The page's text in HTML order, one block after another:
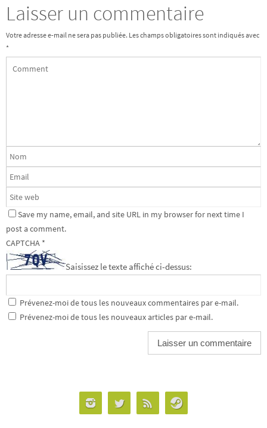
Laisser un commentaire
Votre adresse e-mail ne sera pas publiée. Les champs obligatoires sont indiqués avec
*
Save my name, email, and site URL in my browser for next time I
post a comment.
CAPTCHA *
Saisissez le texte affiché ci-dessus:
Prévenez-moi de tous les nouveaux commentaires par e-mail.
Prévenez-moi de tous les nouveaux articles par e-mail.